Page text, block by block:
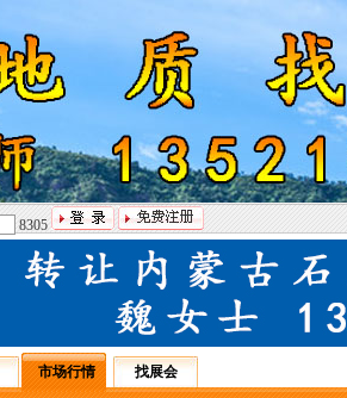
8305
市场行情 找展会